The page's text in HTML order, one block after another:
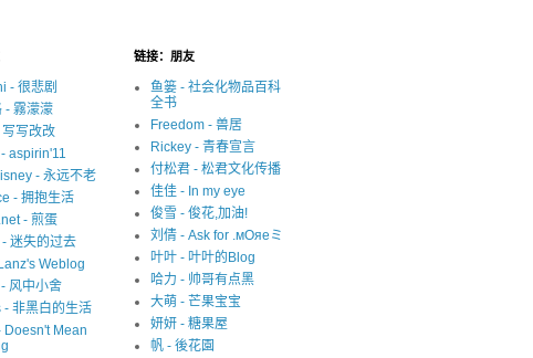
- 很悲剧
- 霧濛濛
写改改
aspirin'11
- 永远不老
- 拥抱生活
- 煎蛋
迷失的过去
Weblog
风中小舍
- 非黑白的生活
Doesn't Mean
链接：朋友
鱼篓 - 社会化物品百科
全书
Freedom - 兽居
Rickey - 青春宣言
付松君 - 松君文化传播
佳佳 - In my eye
俊雪 - 俊花,加油!
刘倩 - Ask for .мОяеミ
叶叶 - 叶叶的Blog
哈力 - 帅哥有点黑
大萌 - 芒果宝宝
妍妍 - 糖果屋
帆 - 後花園